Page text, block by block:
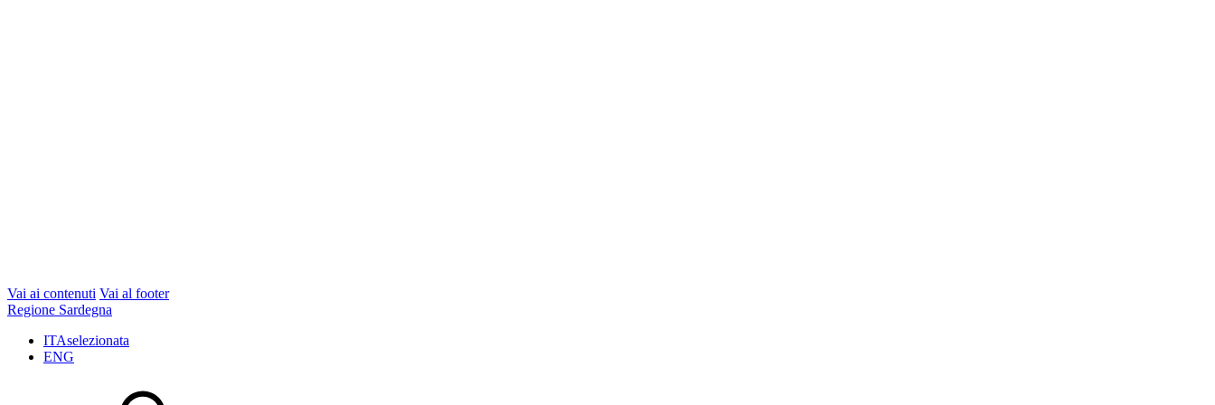
Vai ai contenuti Vai al footer
Regione Sardegna
ITAselezionata
ENG